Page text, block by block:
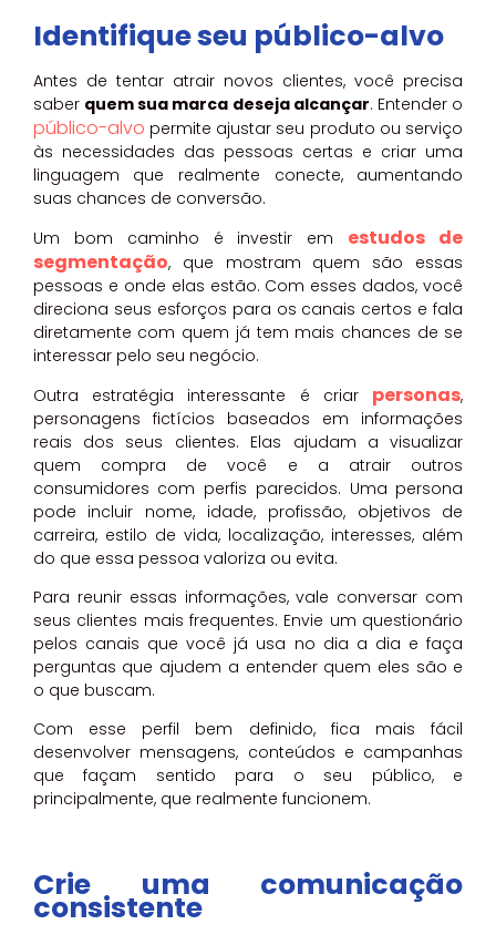
Identifique seu público-alvo
Antes de tentar atrair novos clientes, você precisa
saber quem sua marca deseja alcançar. Entender o
público-alvo permite ajustar seu produto ou serviço
às necessidades das pessoas certas e criar uma
linguagem que realmente conecte, aumentando
suas chances de conversão.
Um bom caminho é investir em
estudos de
segmentação, que mostram quem são essas
pessoas e onde elas estão. Com esses dados, você
direciona seus esforços para os canais certos e fala
diretamente com quem já tem mais chances de se
interessar pelo seu negócio.
Outra estratégia interessante é criar personas,
personagens fictícios baseados em informações
reais dos seus clientes. Elas ajudam a visualizar
quem compra de você e a atrair outros
consumidores com perfis parecidos. Uma persona
pode incluir nome, idade, profissão, objetivos de
carreira, estilo de vida, localização, interesses, além
do que essa pessoa valoriza ou evita.
Para reunir essas informações, vale conversar com
seus clientes mais frequentes. Envie um questionário
pelos canais que você já usa no dia a dia e faça
perguntas que ajudem a entender quem eles são e
o que buscam.
Com esse perfil bem definido, fica mais fácil
desenvolver mensagens, conteúdos e campanhas
que façam sentido para o seu público, e
principalmente, que realmente funcionem.
Crie uma comunicação
consistente